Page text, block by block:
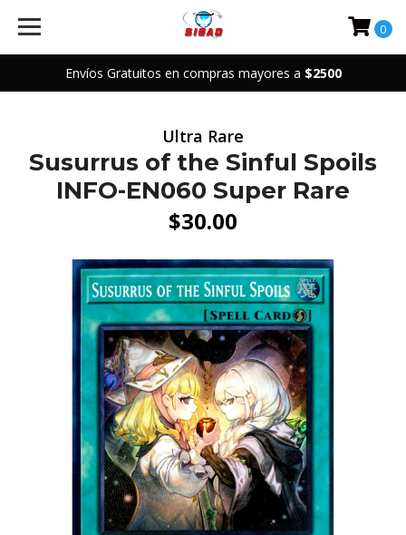
Envíos Gratuitos en compras mayores a $2500
0
Ultra Rare
Susurrus of the Sinful Spoils
INFO-EN060 Super Rare
$30.00